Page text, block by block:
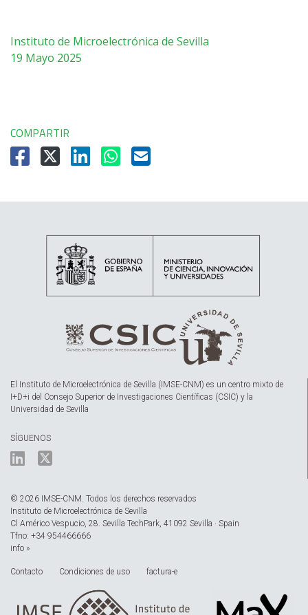
Instituto de Microelectrónica de Sevilla
19 Mayo 2025
COMPARTIR
El Instituto de Microelectrónica de Sevilla (IMSE-CNM) es un centro mixto de
I+D+i del Consejo Superior de Investigaciones Científicas (CSIC) y la
Universidad de Sevilla
SÍGUENOS
© 2026 IMSE-CNM. Todos los derechos reservados
Instituto de Microelectrónica de Sevilla
Cl Américo Vespucio, 28. Sevilla TechPark, 41092 Sevilla · Spain
Tfno: +34 954466666
info »
Contacto Condiciones de uso factura-e